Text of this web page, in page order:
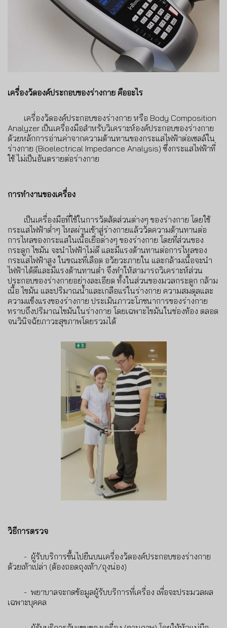
เครื่องวัดองค์ประกอบของร่างกาย คืออะไร
เครื่องวัดองค์ประกอบของร่างกาย หรือ Body Composition
Analyzer เป็นเครื่องมือสำหรับวิเคราะห์องค์ประกอบของร่างกาย
ด้วยหลักการอ่านค่าจากความต้านทานของกระแสไฟฟ้าต่อเซลล์ใน
ร่างกาย (Bioelectrical Impedance Analysis) ซึ่งกระแสไฟฟ้าที่
ใช้ ไม่เป็นอันตรายต่อร่างกาย
การทำงานของเครื่อง
เป็นเครื่องมือที่ใช้ในการวัดสัดส่วนต่างๆ ของร่างกาย โดยใช้
กระแสไฟฟ้าต่ำๆ ไหลผ่านเข้าสู่ร่างกายแล้ววัดความต้านทานต่อ
การไหลของกระแสในเนื้อเยื่อต่างๆ ของร่างกาย โดยที่ส่วนของ
กระดูก ไขมัน จะนำไฟฟ้าไม่ดี และมีแรงต้านทานต่อการไหลของ
กระแสไฟฟ้าสูง ในขณะที่เลือด อวัยวะภายใน และกล้ามเนื้อจะนำ
ไฟฟ้าได้ดีและมีแรงต้านทานต่ำ จึงทำให้สามารถวิเคราะห์ส่วน
ประกอบของร่างกายอย่างละเอียด ทั้งในส่วนของมวลกระดูก กล้าม
เนื้อ ไขมัน และปริมาณน้ำและเกลือแร่ในร่างกาย ความสมดุลและ
ความแข็งแรงของร่างกาย ประเมินภาวะโภชนาการของร่างกาย
ทราบถึงปริมาณไขมันในร่างกาย โดยเฉพาะไขมันในช่องท้อง ตลอด
จนวินิจฉัยภาวะสุขภาพโดยรวมได้
วิธีการตรวจ
- ผู้รับบริการขึ้นไปยืนบนเครื่องวัดองค์ประกอบของร่างกาย
ด้วยเท้าเปล่า (ต้องถอดถุงเท้า/ถุงน่อง)
- พยาบาลจะกดข้อมูลผู้รับบริการที่เครื่อง เพื่อจะประมวลผล
เฉพาะบุคคล